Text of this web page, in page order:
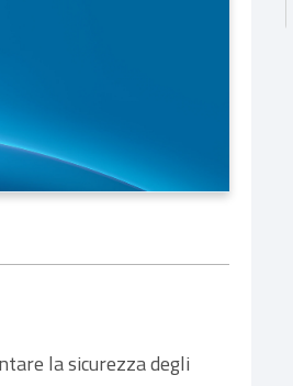
la sicurezza degli